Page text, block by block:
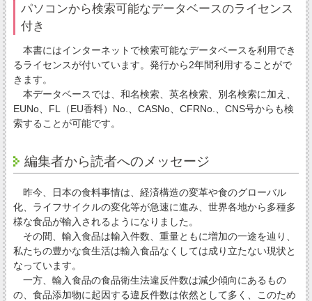
パソコンから検索可能なデータベースのライセンス
付き
本書にはインターネットで検索可能なデータベースを利用でき
るライセンスが付いています。発行から2年間利用することがで
きます。
本データベースでは、和名検索、英名検索、別名検索に加え、
EUNo、FL（EU香料）No.、CASNo、CFRNo.、CNS号からも検
索することが可能です。
編集者から読者へのメッセージ
昨今、日本の食料事情は、経済構造の変革や食のグローバル
化、ライフサイクルの変化等が急速に進み、世界各地から多種多
様な食品が輸入されるようになりました。
その間、輸入食品は輸入件数、重量ともに増加の一途を辿り、
私たちの豊かな食生活は輸入食品なくしては成り立たない現状と
なっています。
一方、輸入食品の食品衛生法違反件数は減少傾向にあるもの
の、食品添加物に起因する違反件数は依然として多く、このため